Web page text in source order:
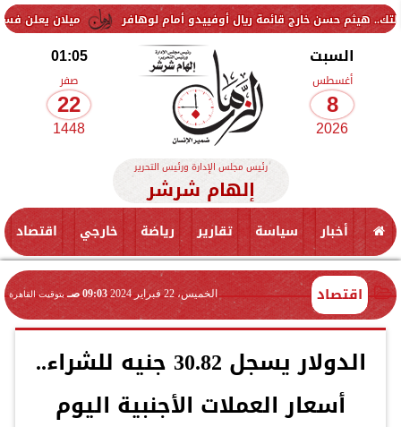
ميلان يعلن فسخ عقد إسماعيل خارج قائمة ريال أوفييدو أمام لوهافر
السبت
أغسطس
8
2026
01:05
صفر
22
1448
رئيس مجلس الإدارة ورئيس التحرير
إلهام شرشر
أخبار سياسة تقارير رياضة خارجي اقتصاد
اقتصاد الخميس، 22 فبراير 2024 09:03 صـ بتوقيت القاهرة
الدولار يسجل 30.82 جنيه للشراء..
أسعار العملات الأجنبية اليوم